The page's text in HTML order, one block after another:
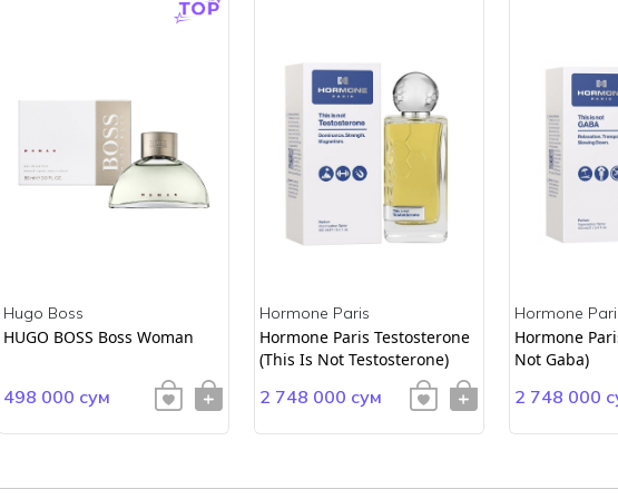
Hugo Boss
HUGO BOSS Boss Woman
498 000 сум
Hormone Paris
Hormone Paris Testosterone
(This Is Not Testosterone)
2 748 000 сум
Hormone
Hormone
Not Gaba)
2 748 000